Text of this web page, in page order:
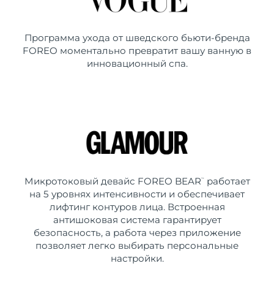
Программа ухода от шведского бьюти-бренда
FOREO моментально превратит вашу ванную в
инновационный спа.
Микротоковый девайс FOREO BEAR ™
работает
на 5 уровнях интенсивности и обеспечивает
лифтинг контуров лица. Встроенная
антишоковая система гарантирует
безопасность, а работа через приложение
позволяет легко выбирать персональные
настройки.